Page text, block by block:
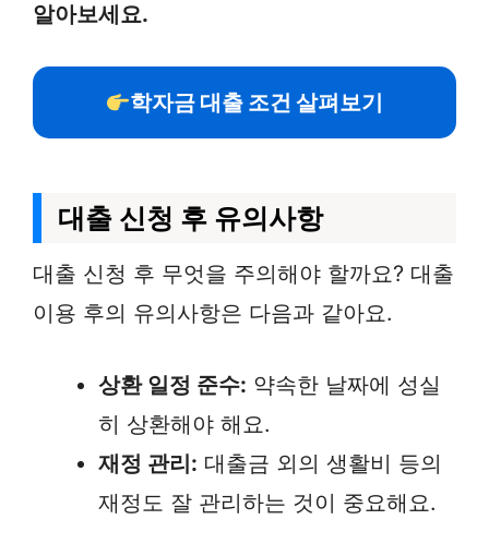
알아보세요.
학자금 대출 조건 살펴보기
대출 신청 후 유의사항
대출 신청 후 무엇을 주의해야 할까요? 대출
이용 후의 유의사항은 다음과 같아요.
상환 일정 준수: 약속한 날짜에 성실
히 상환해야 해요.
재정 관리: 대출금 외의 생활비 등의
재정도 잘 관리하는 것이 중요해요.